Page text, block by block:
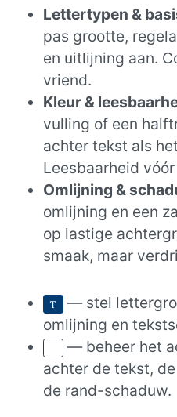
Lettertypen &
pas grootte,
en uitlijning aan.
vriend.
Kleur &
vulling of een
achter tekst als
Leesbaarheid
Omlijning &
omlijning en een
op lastige
smaak, maar
— stel
omlijning en
— beheer het
achter de tekst,
de rand-schaduw.